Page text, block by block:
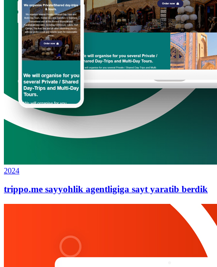
2024
trippo.me sayyohlik agentligiga sayt yaratib berdik